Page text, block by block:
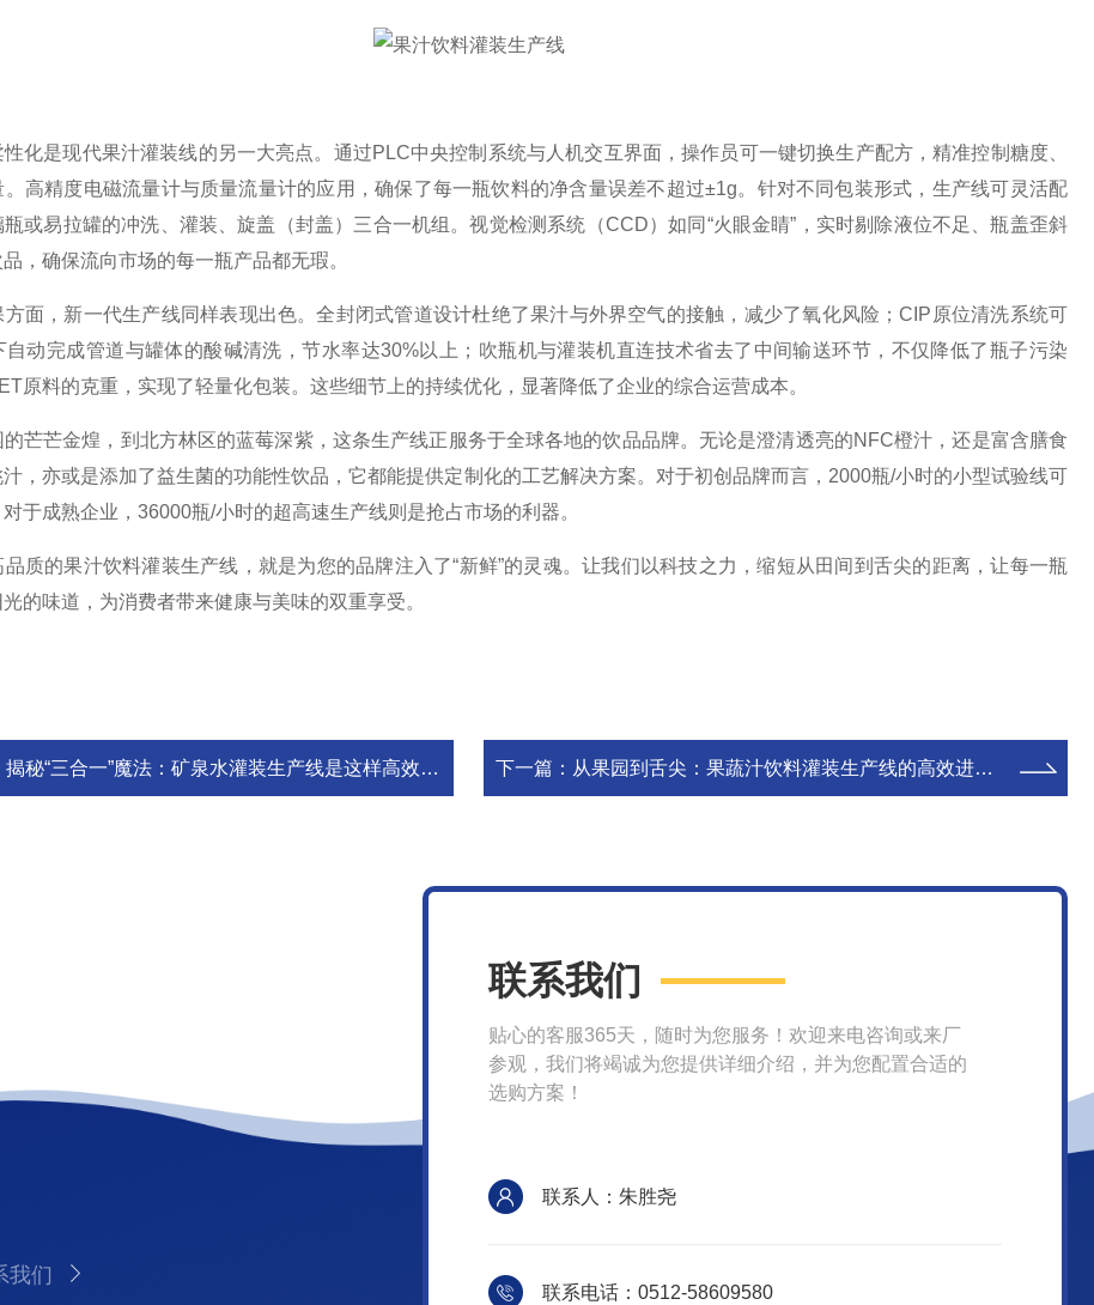
是现代果汁灌装线的另一大亮点。通过PLC中央控制系统与人机交互界面，操作员可一键切换生产配方，精准控制糖度、
高精度电磁流量计与质量流量计的应用，确保了每一瓶饮料的净含量误差不超过±1g。针对不同包装形式，生产线可灵活配
或易拉罐的冲洗、灌装、旋盖（封盖）三合一机组。视觉检测系统（CCD）如同“火眼金睛”，实时剔除液位不足、瓶盖歪斜
，确保流向市场的每一瓶产品都无瑕。
，新一代生产线同样表现出色。全封闭式管道设计杜绝了果汁与外界空气的接触，减少了氧化风险；CIP原位清洗系统可
自动完成管道与罐体的酸碱清洗，节水率达30%以上；吹瓶机与灌装机直连技术省去了中间输送环节，不仅降低了瓶子污染
原料的克重，实现了轻量化包装。这些细节上的持续优化，显著降低了企业的综合运营成本。
芒金煌，到北方林区的蓝莓深紫，这条生产线正服务于全球各地的饮品品牌。无论是澄清透亮的NFC橙汁，还是富含膳食
，亦或是添加了益生菌的功能性饮品，它都能提供定制化的工艺解决方案。对于初创品牌而言，2000瓶/小时的小型试验线可
于成熟企业，36000瓶/小时的超高速生产线则是抢占市场的利器。
的果汁饮料灌装生产线，就是为您的品牌注入了“新鲜”的灵魂。让我们以科技之力，缩短从田间到舌尖的距离，让每一瓶
的味道，为消费者带来健康与美味的双重享受。
揭秘“三合一”魔法：矿泉水灌装生产线是这样高效运转的 下一篇： 从果园到舌尖：果蔬汁饮料灌装生产线的高效进化论
我们
联系我们
贴心的客服365天，随时为您服务！欢迎来电咨询或来厂
参观，我们将竭诚为您提供详细介绍，并为您配置合适的
选购方案！
联系人：朱胜尧
联系电话：0512-58609580